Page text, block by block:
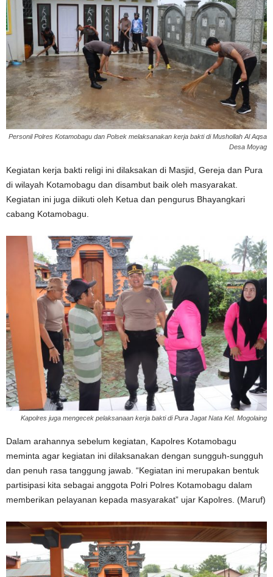
Personil Polres Kotamobagu dan Polsek melaksanakan kerja bakti di Mushollah Al Aqsa
Desa Moyag
Kegiatan kerja bakti religi ini dilaksakan di Masjid, Gereja dan Pura
di wilayah Kotamobagu dan disambut baik oleh masyarakat.
Kegiatan ini juga diikuti oleh Ketua dan pengurus Bhayangkari
cabang Kotamobagu.
Kapolres juga mengecek pelaksanaan kerja bakti di Pura Jagat Nata Kel. Mogolaing
Dalam arahannya sebelum kegiatan, Kapolres Kotamobagu
meminta agar kegiatan ini dilaksanakan dengan sungguh-sungguh
dan penuh rasa tanggung jawab. “Kegiatan ini merupakan bentuk
partisipasi kita sebagai anggota Polri Polres Kotamobagu dalam
memberikan pelayanan kepada masyarakat” ujar Kapolres. (Maruf)